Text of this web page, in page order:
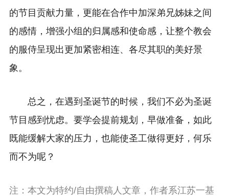
的节目贡献力量，更能在合作中加深弟兄姊妹之间
的感情，增强小组的归属感和使命感，让整个教会
的服侍呈现出更加紧密相连、各尽其职的美好景
象。
总之，在遇到圣诞节的时候，我们不必为圣诞
节目感到忧虑。要学会提前规划，早做准备，如此
既能缓解大家的压力，也能使圣工做得更好，何乐
而不为呢？
注：本文为特约/自由撰稿人文章，作者系江苏一基